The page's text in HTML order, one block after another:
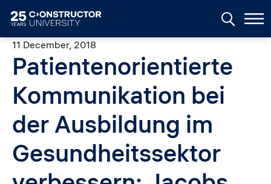
11 December, 2018
Patientenorientierte
Kommunikation bei
der Ausbildung im
Gesundheitssektor